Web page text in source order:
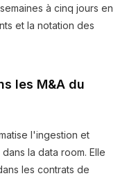
à cinq jours en
et la notation des
les M&A du
l'ingestion et
la data room. Elle
les contrats de